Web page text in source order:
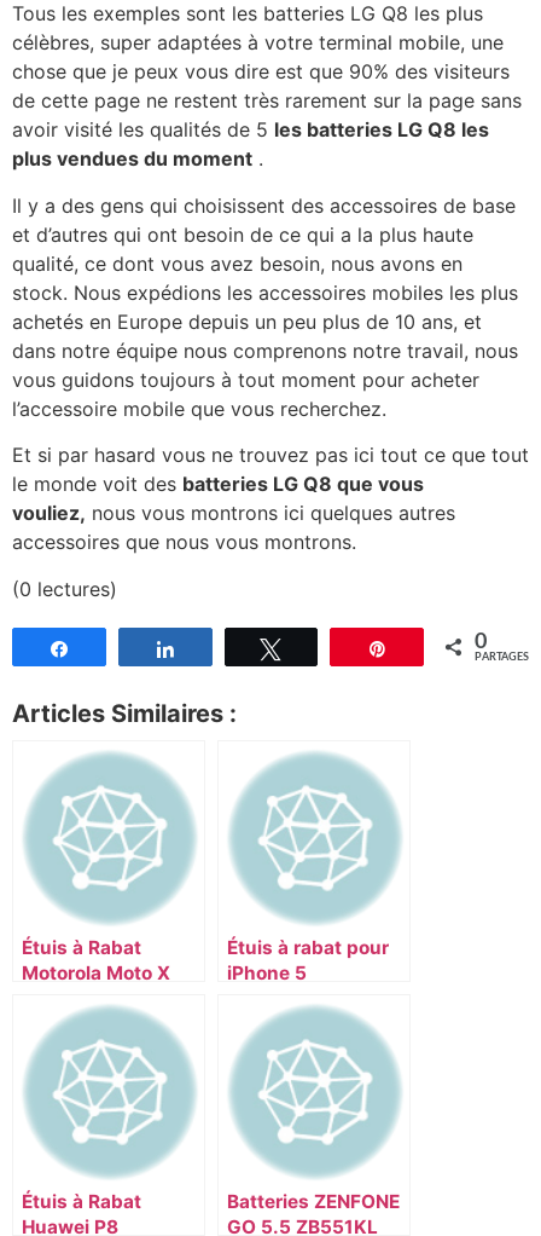
Tous les exemples sont les batteries LG Q8 les plus
célèbres, super adaptées à votre terminal mobile, une
chose que je peux vous dire est que 90% des visiteurs
de cette page ne restent très rarement sur la page sans
avoir visité les qualités de 5 les batteries LG Q8 les
plus vendues du moment .
Il y a des gens qui choisissent des accessoires de base
et d’autres qui ont besoin de ce qui a la plus haute
qualité, ce dont vous avez besoin, nous avons en
stock. Nous expédions les accessoires mobiles les plus
achetés en Europe depuis un peu plus de 10 ans, et
dans notre équipe nous comprenons notre travail, nous
vous guidons toujours à tout moment pour acheter
l’accessoire mobile que vous recherchez.
Et si par hasard vous ne trouvez pas ici tout ce que tout
le monde voit des batteries LG Q8 que vous
vouliez, nous vous montrons ici quelques autres
accessoires que nous vous montrons.
(0 lectures)
Épingle 0
PARTAGES
Articles Similaires :
Étuis à Rabat
Motorola Moto X
Étuis à rabat pour
iPhone 5
Étuis à Rabat
Huawei P8
Batteries ZENFONE
GO 5.5 ZB551KL